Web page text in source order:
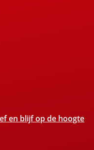
en blijf op de hoogte